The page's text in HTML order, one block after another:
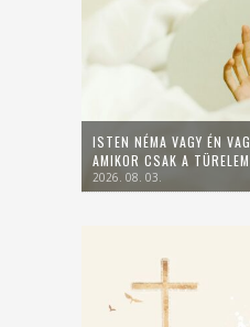
ISTEN NÉMA VAGY ÉN
AMIKOR CSAK A
2026. 08. 03.